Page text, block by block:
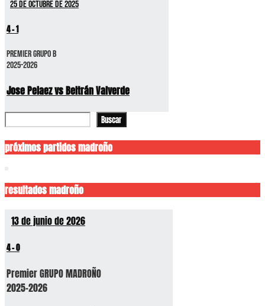
25 de octubre de 2025
4-1
Premier GRUPO B
2025-2026
Jose Pelaez vs Beltrán Valverde
Buscar
próximos partidos madroño
resultados madroño
13 de junio de 2026
4-0
Premier GRUPO MADROÑO
2025-2026